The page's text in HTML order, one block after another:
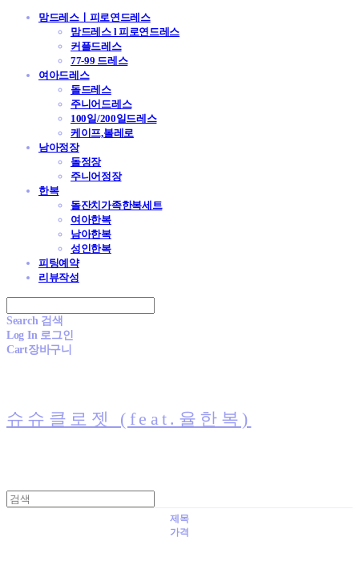
맘드레스ㅣ피로연드레스
맘드레스 l 피로연드레스
커플드레스
77-99 드레스
여아드레스
돌드레스
주니어드레스
100일/200일드레스
케이프,볼레로
남아정장
돌정장
주니어정장
한복
돌잔치가족한복세트
여아한복
남아한복
성인한복
피팅예약
리뷰작성
Search 검색
Log In 로그인
Cart장바구니
슈슈클로젯 (feat.율한복)
제목
가격